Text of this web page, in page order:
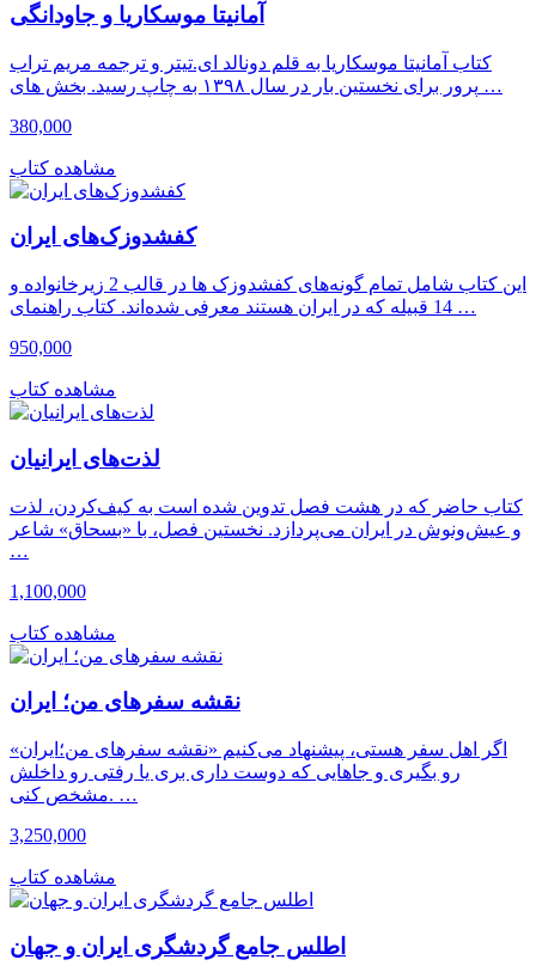
آمانیتا موسکاریا و جاودانگی
کتاب آمانیتا موسکاریا به قلم دونالد ای.تیتر و ترجمه مریم تراب
پرور برای نخستین بار در سال ۱۳۹۸ به چاپ رسید. بخش های …
380,000
مشاهده کتاب
کفشدوزک‌های ایران
این کتاب شامل تمام گونه‌های کفشدوزک ها در قالب 2 زیرخانواده و
14 قبیله که در ایران هستند معرفی شده‌اند. کتاب راهنمای …
950,000
مشاهده کتاب
لذت‌های ایرانیان
کتاب حاضر که در هشت فصل تدوین شده است به کیف‌کردن، لذت
و عیش‌‌ونوش در ایران می‌پردازد. نخستین فصل، با «بسحاق» شاعر
…
1,100,000
مشاهده کتاب
نقشه سفرهای من؛ ایران
اگر اهل سفر هستی، پیشنهاد می‌کنیم «نقشه سفرهای من؛ایران»
رو بگیری و جاهایی که دوست داری بری یا رفتی رو داخلش
مشخص کنی. …
3,250,000
مشاهده کتاب
اطلس جامع گردشگری ایران و جهان